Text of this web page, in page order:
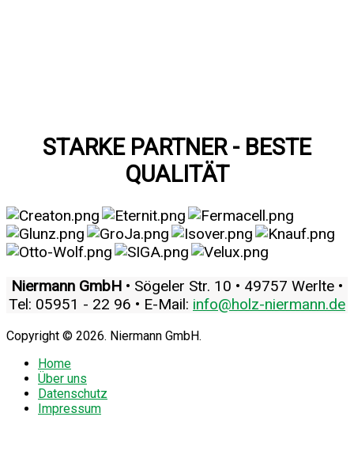
STARKE PARTNER - BESTE
QUALITÄT
Niermann GmbH • Sögeler Str. 10 • 49757 Werlte •
Tel: 05951 - 22 96 • E-Mail: info@holz-niermann.de
Copyright © 2026. Niermann GmbH.
Home
Über uns
Datenschutz
Impressum